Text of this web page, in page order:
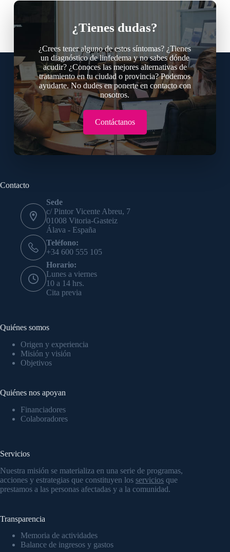
¿Tienes dudas?
¿Crees tener alguno de estos síntomas? ¿Tienes
un diagnóstico de linfedema y no sabes dónde
acudir? ¿Conoces las mejores alternativas de
tratamiento en tu ciudad o provincia? Podemos
ayudarte. No dudes en ponerte en contacto con
nosotros.
Contáctanos
Contacto
Sede
c/ Pintor Vicente Abreu, 7
01008 Vitoria-Gasteiz
Álava - España
Teléfono:
+34 600 555 105
Horario:
Lunes a viernes
10 a 14 hrs.
Cita previa
Quiénes somos
Origen y experiencia
Misión y visión
Objetivos
Quiénes nos apoyan
Financiadores
Colaboradores
Servicios
Nuestra misión se materializa en una serie de programas,
acciones y estrategias que constituyen los servicios que
prestamos a las personas afectadas y a la comunidad.
Transparencia
Memoria de actividades
Balance de ingresos y gastos